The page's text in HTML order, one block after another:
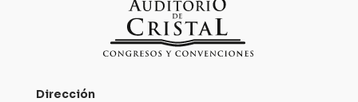
Dirección